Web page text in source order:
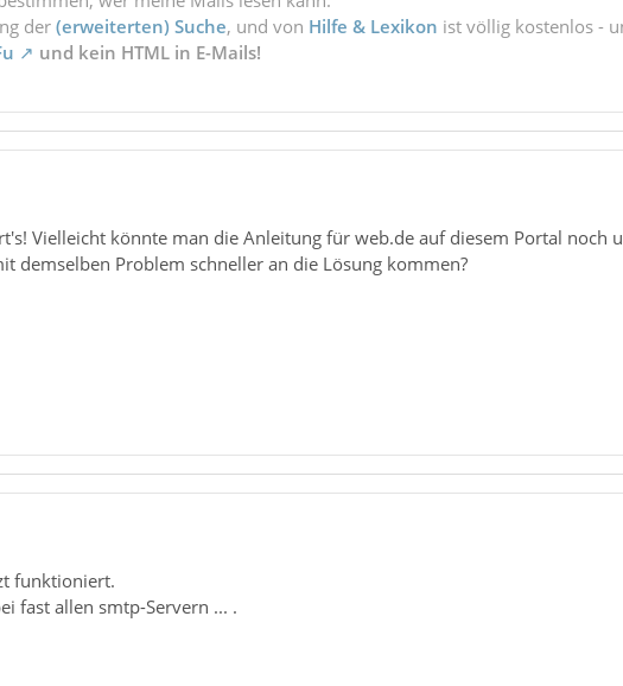
der(erweiterten) Suche, und von Hilfe & Lexikon ist völlig kostenlos -
und kein HTML in E-Mails!
Vielleicht könnte man die Anleitung für web.de auf diesem Portal noch
demselben Problem schneller an die Lösung kommen?
funktioniert.
fast allen smtp-Servern ... .